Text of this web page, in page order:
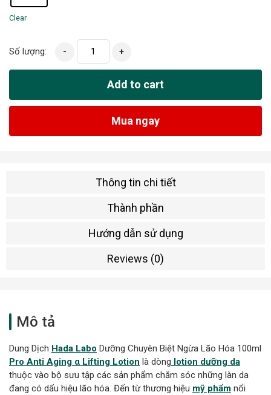
Clear
Số lượng: - +
Add to cart
Mua ngay
Thông tin chi tiết
Thành phần
Hướng dẫn sử dụng
Reviews (0)
Mô tả
Dung Dịch Hada Labo Dưỡng Chuyên Biệt Ngừa Lão Hóa 100ml
Pro Anti Aging α Lifting Lotion là dòng lotion dưỡng da
thuộc vào bộ sưu tập các sản phẩm chăm sóc những làn da
đang có dấu hiệu lão hóa. Đến từ thương hiệu mỹ phẩm nổi